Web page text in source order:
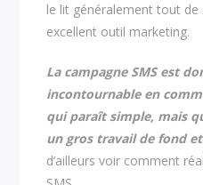
le lit généralement tout
excellent outil marketing.
La campagne SMS est
incontournable en
qui paraît simple, mais
un gros travail de fond
d’ailleurs voir comment